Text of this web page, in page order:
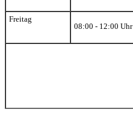
Freitag
08:00 - 12:00 Uhr